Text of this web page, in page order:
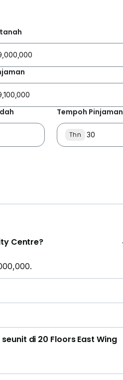
Tempoh Pinjaman
Thn
Centre?
di 20 Floors East Wing